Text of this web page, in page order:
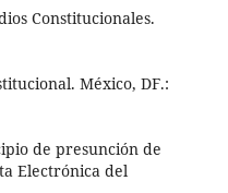
Constitucionales.
México, DF.:
de presunción de
Electrónica del